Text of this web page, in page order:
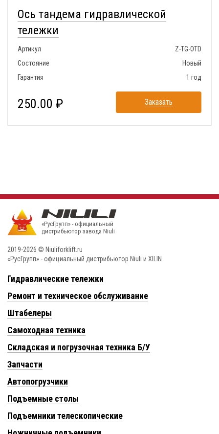
Ось тандема гидравлической
тележки
Артикул
Z-TG-OTD
Состояние
Новый
Гарантия
1 год
250.00 ₽ Заказать
«РусГрупп» - официальный
диcтрибьютор завода Niuli
2019-2026 © Niuliforklift.ru
«РусГрупп» - официальный диcтрибьютор Niuli и XILIN
Гидравлические тележки
Ремонт и техническое обслуживание
Штабелеры
Самоходная техника
Складская и погрузочная техника Б/У
Запчасти
Автопогрузчики
Подъемные столы
Подъемники телескопические